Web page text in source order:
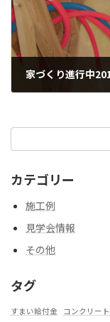
家づくり進行中
カテゴリー
施工例
見学会情報
その他
タグ
すまい給付金 コンクリー